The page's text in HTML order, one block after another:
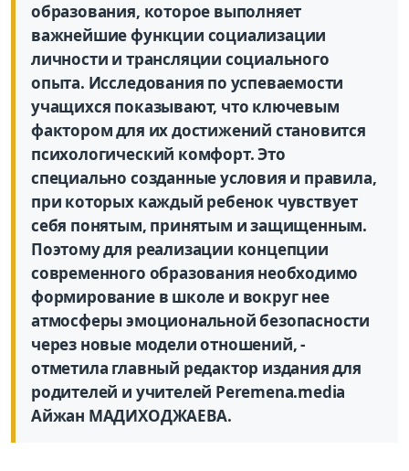
образования, которое выполняет
важнейшие функции социализации
личности и трансляции социального
опыта. Исследования по успеваемости
учащихся показывают, что ключевым
фактором для их достижений становится
психологический комфорт. Это
специально созданные условия и правила,
при которых каждый ребенок чувствует
себя понятым, принятым и защищенным.
Поэтому для реализации концепции
современного образования необходимо
формирование в школе и вокруг нее
атмосферы эмоциональной безопасности
через новые модели отношений, -
отметила главный редактор издания для
родителей и учителей Peremena.media
Айжан МАДИХОДЖАЕВА.